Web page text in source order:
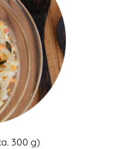
300 g)